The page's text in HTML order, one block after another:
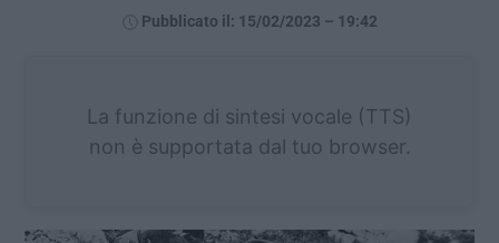
Pubblicato il: 15/02/2023 – 19:42
La funzione di sintesi vocale (TTS)
non è supportata dal tuo browser.